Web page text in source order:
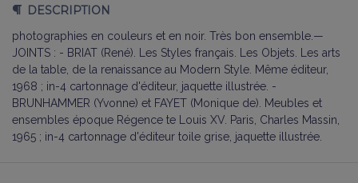
DESCRIPTION
photographies en couleurs et en noir. Très bon ensemble.—
JOINTS : - BRIAT (René). Les Styles français. Les Objets. Les arts
de la table, de la renaissance au Modern Style. Même éditeur,
1968 ; in-4 cartonnage d'éditeur, jaquette illustrée. -
BRUNHAMMER (Yvonne) et FAYET (Monique de). Meubles et
ensembles époque Régence te Louis XV. Paris, Charles Massin,
1965 ; in-4 cartonnage d'éditeur toile grise, jaquette illustrée.